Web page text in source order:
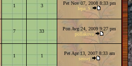
1 3
Pet Nov 07, 2008 8:33 pm
lepa_S
7 33
Pon Avg 24, 2009 9:27 pm
pollakova
1 1
Pet Apr 13, 2007 8:33 am
sensej